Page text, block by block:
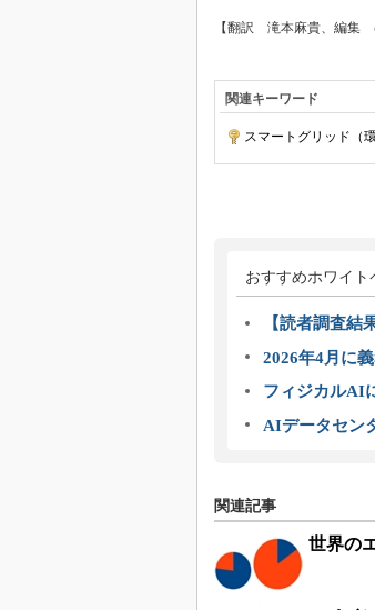
【翻訳 滝本麻貴、編集
関連キーワード
スマートグリッド（
おすすめホワイト
【読者調査
2026年4月に
フィジカルAI
AIデータセン
関連記事
世界の